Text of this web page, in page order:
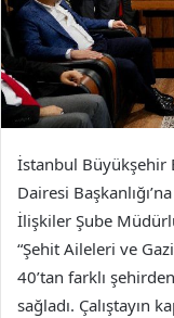
İstanbul Büyükşehir
Dairesi
İlişkiler Şube
“Şehit Aileleri ve
40’tan farklı
sağladı. Çalıştayın